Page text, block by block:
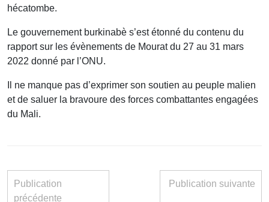
hécatombe.
Le gouvernement burkinabè s’est étonné du contenu du
rapport sur les évènements de Mourat du 27 au 31 mars
2022 donné par l’ONU.
Il ne manque pas d’exprimer son soutien au peuple malien
et de saluer la bravoure des forces combattantes engagées
du Mali.
Publication
précédente
Publication suivante